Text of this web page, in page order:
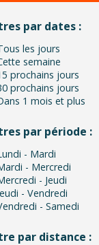
par dates :
les jours
semaine
prochains jours
prochains jours
1 mois et plus
par période :
- Mardi
- Mercredi
- Jeudi
- Vendredi
- Samedi
par distance :